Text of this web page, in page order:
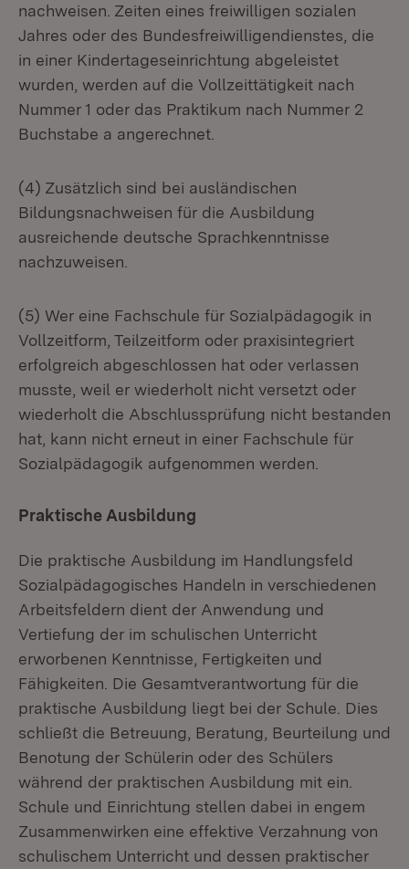
nachweisen. Zeiten eines freiwilligen sozialen
Jahres oder des Bundesfreiwilligendienstes, die
in einer Kindertageseinrichtung abgeleistet
wurden, werden auf die Vollzeittätigkeit nach
Nummer 1 oder das Praktikum nach Nummer 2
Buchstabe a angerechnet.
(4) Zusätzlich sind bei ausländischen
Bildungsnachweisen für die Ausbildung
ausreichende deutsche Sprachkenntnisse
nachzuweisen.
(5) Wer eine Fachschule für Sozialpädagogik in
Vollzeitform, Teilzeitform oder praxisintegriert
erfolgreich abgeschlossen hat oder verlassen
musste, weil er wiederholt nicht versetzt oder
wiederholt die Abschlussprüfung nicht bestanden
hat, kann nicht erneut in einer Fachschule für
Sozialpädagogik aufgenommen werden.
Praktische Ausbildung
Die praktische Ausbildung im Handlungsfeld
Sozialpädagogisches Handeln in verschiedenen
Arbeitsfeldern dient der Anwendung und
Vertiefung der im schulischen Unterricht
erworbenen Kenntnisse, Fertigkeiten und
Fähigkeiten. Die Gesamtverantwortung für die
praktische Ausbildung liegt bei der Schule. Dies
schließt die Betreuung, Beratung, Beurteilung und
Benotung der Schülerin oder des Schülers
während der praktischen Ausbildung mit ein.
Schule und Einrichtung stellen dabei in engem
Zusammenwirken eine effektive Verzahnung von
schulischem Unterricht und dessen praktischer